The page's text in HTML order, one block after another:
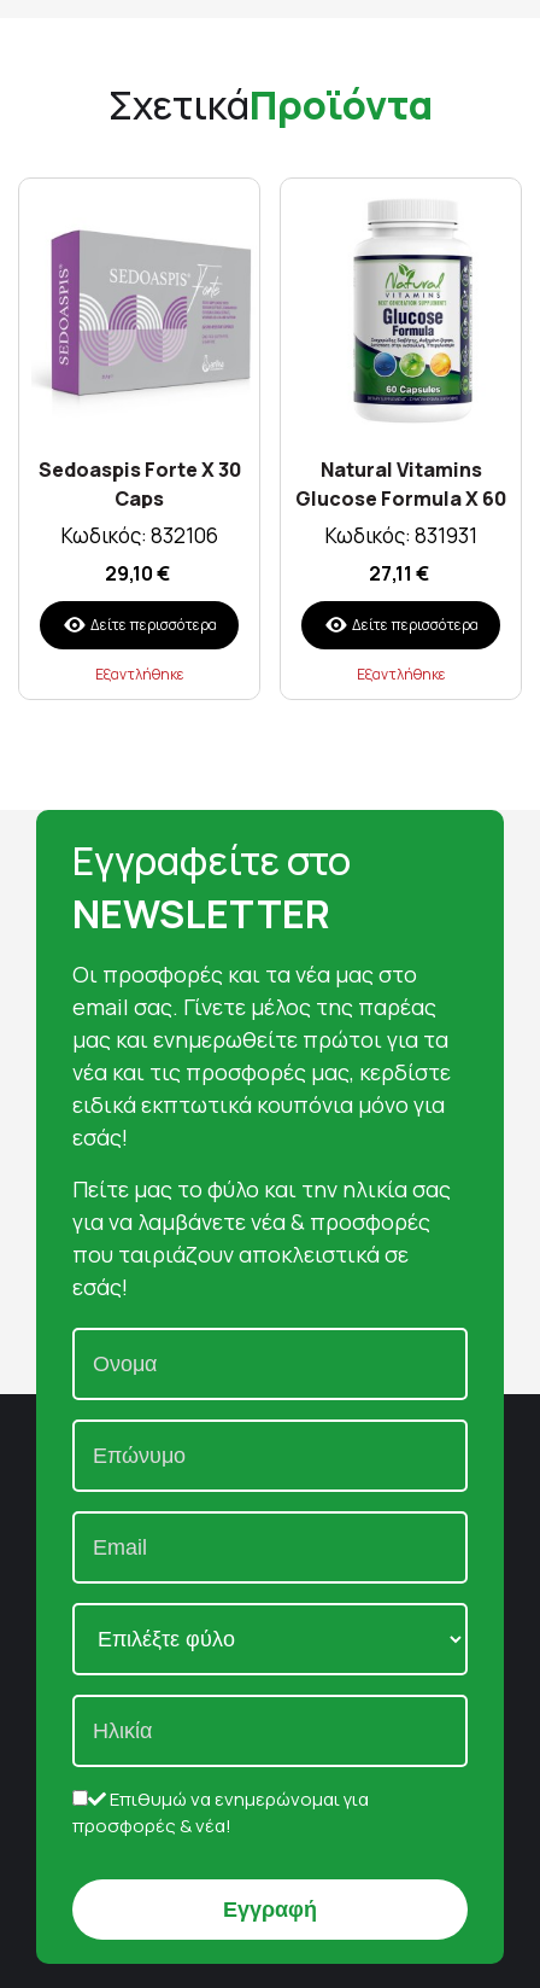
ΣχετικάΠροϊόντα
Sedoaspis Forte X 30
Caps
Κωδικός: 832106
29,10 €
Δείτε περισσότερα
Εξαντλήθηκε
Natural Vitamins
Glucose Formula X 60
Caps
Κωδικός: 831931
27,11 €
Δείτε περισσότερα
Εξαντλήθηκε
Εγγραφείτε στο
NEWSLETTER
Oι προσφορές και τα νέα μας στο
email σας. Γίνετε μέλος της παρέας
μας και ενημερωθείτε πρώτοι για τα
νέα και τις προσφορές μας, κερδίστε
ειδικά εκπτωτικά κουπόνια μόνο για
εσάς!
Πείτε μας το φύλο και την ηλικία σας
για να λαμβάνετε νέα & προσφορές
που ταιριάζουν αποκλειστικά σε
εσάς!
Επιθυμώ να ενημερώνομαι για
προσφορές & νέα!